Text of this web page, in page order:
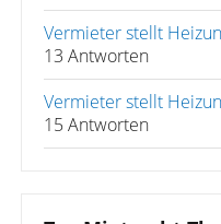
Vermieter stellt
13 Antworten
Vermieter stellt
15 Antworten